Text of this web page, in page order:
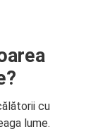
cu
lume.